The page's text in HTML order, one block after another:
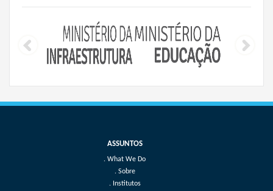
What We Do
Sobre
Institutos